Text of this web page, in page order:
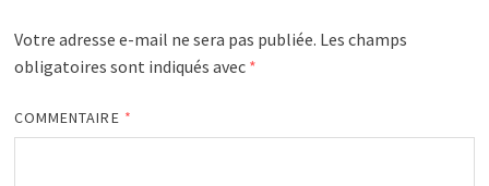
Votre adresse e-mail ne sera pas publiée. Les champs
obligatoires sont indiqués avec *
COMMENTAIRE *